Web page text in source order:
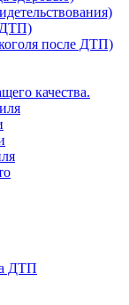
ДТП)
после ДТП)
качества.
ДТП